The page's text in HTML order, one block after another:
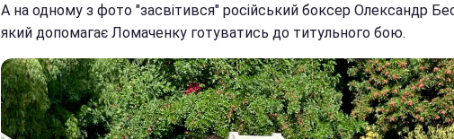
А на одному з фото "засвітився" російський боксер Олександр
який допомагає Ломаченку готуватись до титульного бою.